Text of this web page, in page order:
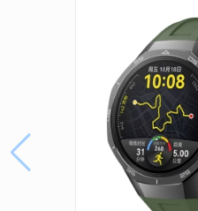
Amazfit Cheetah (Square)
Amazfit GTR (42mm)
Amazfit GTR Mini
Amazfit GTS 2
Amazfit GTS 2 Mini
Amazfit GTS 2e